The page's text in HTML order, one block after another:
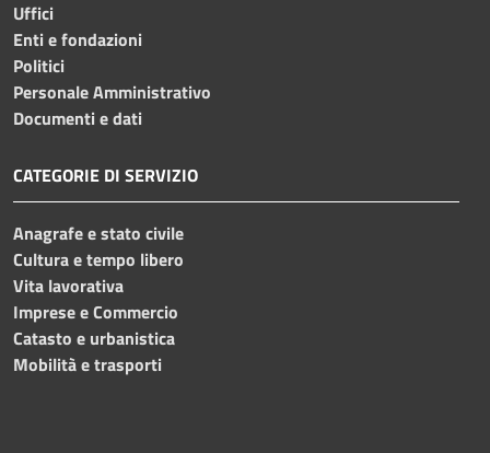
Uffici
Enti e fondazioni
Politici
Personale Amministrativo
Documenti e dati
CATEGORIE DI SERVIZIO
Anagrafe e stato civile
Cultura e tempo libero
Vita lavorativa
Imprese e Commercio
Catasto e urbanistica
Mobilità e trasporti